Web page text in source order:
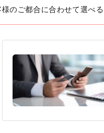
のご都合に合わせて選べ